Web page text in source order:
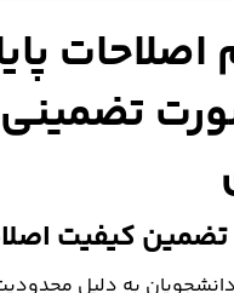
اصلاحات
کیفیت
به دلیل